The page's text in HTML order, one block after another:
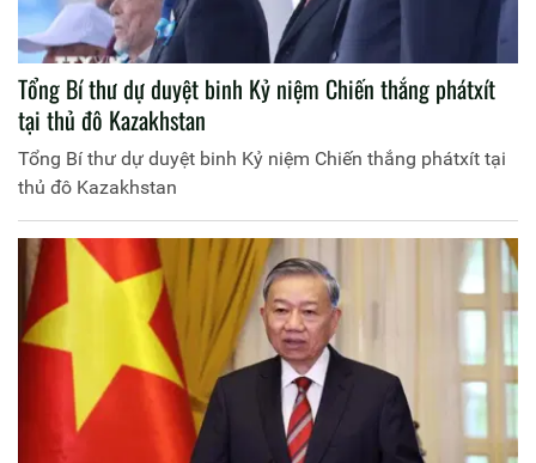
Tổng Bí thư dự duyệt binh Kỷ niệm Chiến thắng phátxít
tại thủ đô Kazakhstan
Tổng Bí thư dự duyệt binh Kỷ niệm Chiến thắng phátxít tại
thủ đô Kazakhstan